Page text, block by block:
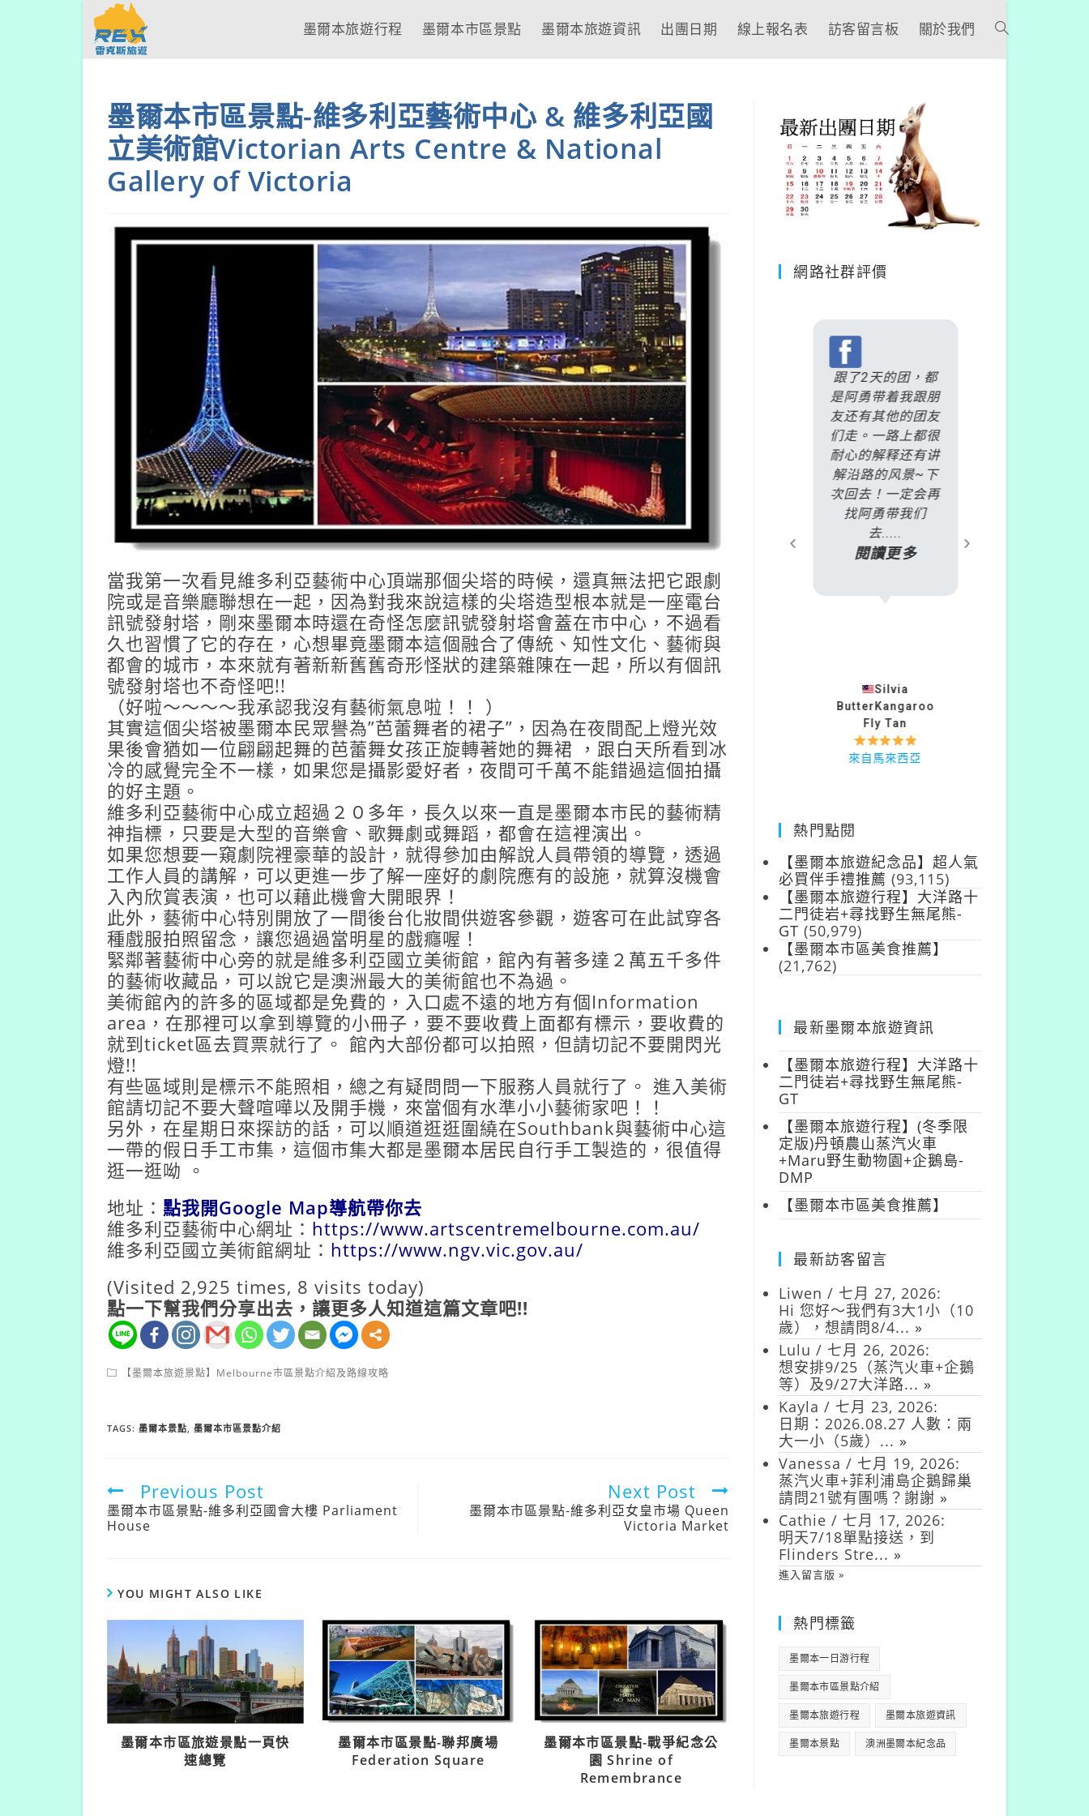
墨爾本旅遊行程 墨爾本市區景點 墨爾本旅遊資訊 出團日期 線上報名表 訪客留言板 關於我們
墨爾本市區景點-維多利亞藝術中心 & 維多利亞國
立美術館Victorian Arts Centre & National
Gallery of Victoria
當我第一次看見維多利亞藝術中心頂端那個尖塔的時候，還真無法把它跟劇
院或是音樂廳聯想在一起，因為對我來說這樣的尖塔造型根本就是一座電台
訊號發射塔，剛來墨爾本時還在奇怪怎麼訊號發射塔會蓋在市中心，不過看
久也習慣了它的存在，心想畢竟墨爾本這個融合了傳統、知性文化、藝術與
都會的城市，本來就有著新新舊舊奇形怪狀的建築雜陳在一起，所以有個訊
號發射塔也不奇怪吧!!
（好啦～～～～我承認我沒有藝術氣息啦！！ ）
其實這個尖塔被墨爾本民眾譽為”芭蕾舞者的裙子”，因為在夜間配上燈光效
果後會猶如一位翩翩起舞的芭蕾舞女孩正旋轉著她的舞裙 ，跟白天所看到冰
冷的感覺完全不一樣，如果您是攝影愛好者，夜間可千萬不能錯過這個拍攝
的好主題。
維多利亞藝術中心成立超過２０多年，長久以來一直是墨爾本市民的藝術精
神指標，只要是大型的音樂會、歌舞劇或舞蹈，都會在這裡演出。
如果您想要一窺劇院裡豪華的設計，就得參加由解說人員帶領的導覽，透過
工作人員的講解，可以更進一步了解一座好的劇院應有的設施，就算沒機會
入內欣賞表演，也可以藉此機會大開眼界！
此外，藝術中心特別開放了一間後台化妝間供遊客參觀，遊客可在此試穿各
種戲服拍照留念，讓您過過當明星的戲癮喔！
緊鄰著藝術中心旁的就是維多利亞國立美術館，館內有著多達２萬五千多件
的藝術收藏品，可以說它是澳洲最大的美術館也不為過。
美術館內的許多的區域都是免費的，入口處不遠的地方有個Information
area，在那裡可以拿到導覽的小冊子，要不要收費上面都有標示，要收費的
就到ticket區去買票就行了。 館內大部份都可以拍照，但請切記不要開閃光
燈!!
有些區域則是標示不能照相，總之有疑問問一下服務人員就行了。 進入美術
館請切記不要大聲喧嘩以及開手機，來當個有水準小小藝術家吧！！
另外，在星期日來探訪的話，可以順道逛逛圍繞在Southbank與藝術中心這
一帶的假日手工市集，這個市集大都是墨爾本居民自行手工製造的，很值得
逛一逛呦 。
地址： 點我開Google Map導航帶你去
維多利亞藝術中心網址： https://www.artscentremelbourne.com.au/
維多利亞國立美術館網址： https://www.ngv.vic.gov.au/
(Visited 2,925 times, 8 visits today)
點一下幫我們分享出去，讓更多人知道這篇文章吧!!
【墨爾本旅遊景點】Melbourne市區景點介紹及路線攻略
TAGS: 墨爾本景點, 墨爾本市區景點介紹
Previous Post
墨爾本市區景點-維多利亞國會大樓 Parliament
House
Next Post
墨爾本市區景點-維多利亞女皇市場 Queen
Victoria Market
YOU MIGHT ALSO LIKE
墨爾本市區旅遊景點一頁快
速總覽
墨爾本市區景點-聯邦廣場
Federation Square
墨爾本市區景點-戰爭紀念公
園 Shrine of
Remembrance
網路社群評價
我们参加阿勇哥带
团的企鹅岛和酒庄
Puffing Billy 的路
线。在接洽过程
中，Elma 就非常
快速且细心得回答
我们的问题，如到
墨尔本的交通
选......
閱讀更多
來自馬來西亞
我們參加的是丹頓
農山脈蒸汽火車
+亞拉河谷酒莊一
日遊。 報名繳交
前，都有透過E-
mail聯絡，且會推
薦在地美食或遊玩
景點.....
閱讀更多
來自台灣
跟了2天的团，都
是阿勇带着我跟朋
友还有其他的团友
们走。一路上都很
耐心的解释还有讲
解沿路的风景~下
次回去！一定会再
找阿勇带我们
去.....
閱讀更多
Silvia
ButterKangaroo
Fly Tan
來自馬來西亞
熱門點閱
【墨爾本旅遊紀念品】超人氣
必買伴手禮推薦 (93,115)
【墨爾本旅遊行程】大洋路十
二門徒岩+尋找野生無尾熊-
GT (50,979)
【墨爾本市區美食推薦】
(21,762)
最新墨爾本旅遊資訊
【墨爾本旅遊行程】大洋路十
二門徒岩+尋找野生無尾熊-
GT
【墨爾本旅遊行程】(冬季限
定版)丹頓農山蒸汽火車
+Maru野生動物園+企鵝島-
DMP
【墨爾本市區美食推薦】
最新訪客留言
Liwen / 七月 27, 2026:
Hi 您好～我們有3大1小（10
歲），想請問8/4... »
Lulu / 七月 26, 2026:
想安排9/25（蒸汽火車+企鵝
等）及9/27大洋路... »
Kayla / 七月 23, 2026:
日期：2026.08.27 人數：兩
大一小（5歲）... »
Vanessa / 七月 19, 2026:
蒸汽火車+菲利浦島企鵝歸巢
請問21號有團嗎？謝謝 »
Cathie / 七月 17, 2026:
明天7/18單點接送，到
Flinders Stre... »
進入留言版 »
熱門標籤
墨爾本一日游行程
墨爾本市區景點介紹
墨爾本旅遊行程 墨爾本旅遊資訊
墨爾本景點 澳洲墨爾本紀念品